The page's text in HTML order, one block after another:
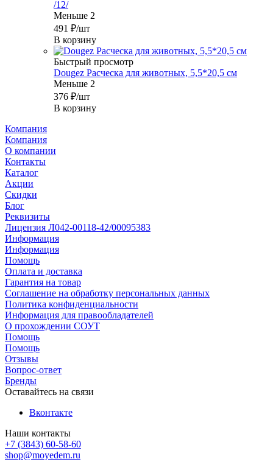
/12/
Меньше 2
491 ₽/шт
В корзину
Быстрый просмотр
Dougez Расческа для животных, 5,5*20,5 см
Меньше 2
376 ₽/шт
В корзину
Компания
Компания
О компании
Контакты
Каталог
Акции
Скидки
Блог
Реквизиты
Лицензия Л042-00118-42/00095383
Информация
Информация
Помощь
Оплата и доставка
Гарантия на товар
Соглашение на обработку персональных данных
Политика конфиденциальности
Информация для правообладателей
О прохождении СОУТ
Помощь
Помощь
Отзывы
Вопрос-ответ
Бренды
Оставайтесь на связи
Вконтакте
Наши контакты
+7 (3843) 60-58-60
shop@moyedem.ru